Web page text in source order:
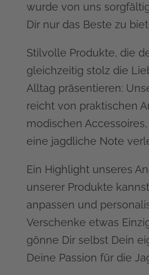
wurde von uns
Dir nur das Beste zu
Stilvolle Produkte, die
gleichzeitig stolz die
Alltag präsentieren:
reicht von praktischen
modischen
eine jagdliche Note
Ein Highlight unseres
unserer Produkte
anpassen und
Verschenke etwas
gönne Dir selbst Dein
Deine Passion für die